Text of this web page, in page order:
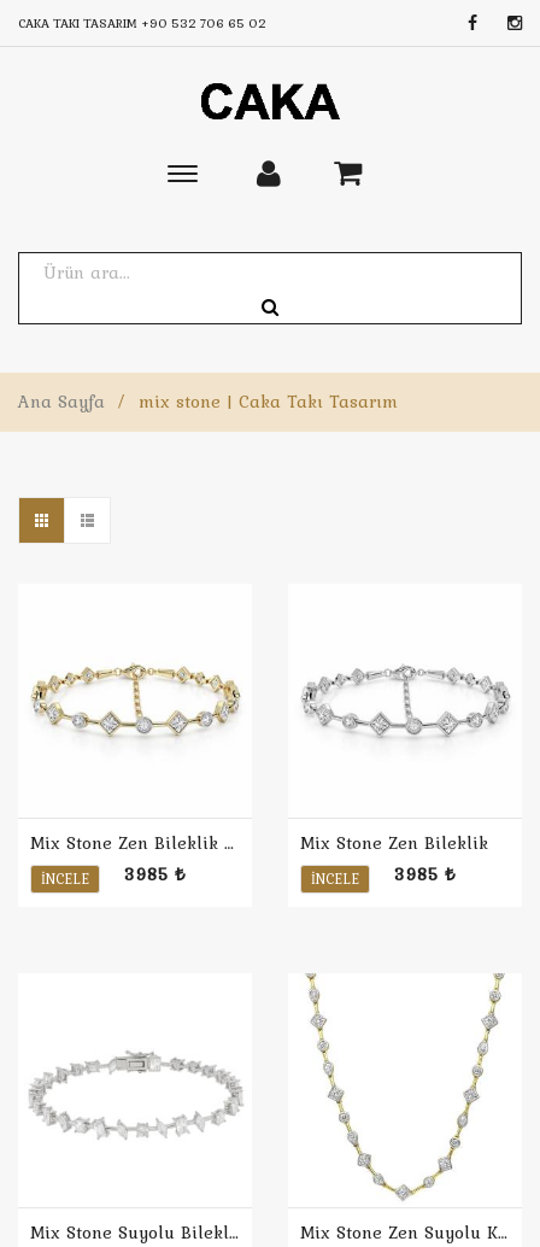
CAKA TAKI TASARIM +90 532 706 65 02
Toggle
Ana Sayfa / mix stone | Caka Takı Tasarım
Mix Stone Zen Bileklik / Sarı
İNCELE 3985 ₺
Mix Stone Zen Bileklik
İNCELE 3985 ₺
Mix Stone Suyolu Bileklik Mix Stone Zen Suyolu Kolye